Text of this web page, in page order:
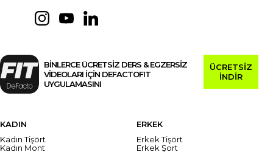
BİNLERCE ÜCRETSİZ DERS & EGZERSİZ
VİDEOLARI İÇİN DEFACTOFIT
UYGULAMASINI
ÜCRETSİZ
İNDİR
KADIN
Kadın Tişört
Kadın Mont
ERKEK
Erkek Tişört
Erkek Şort